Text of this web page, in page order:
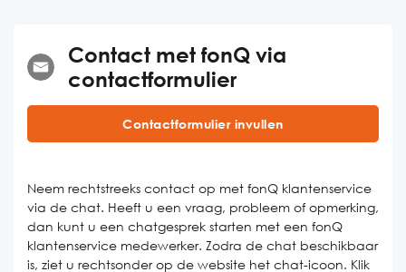
Contact met fonQ via
contactformulier
Contactformulier invullen
Neem rechtstreeks contact op met fonQ klantenservice
via de chat. Heeft u een vraag, probleem of opmerking,
dan kunt u een chatgesprek starten met een fonQ
klantenservice medewerker. Zodra de chat beschikbaar
is, ziet u rechtsonder op de website het chat-icoon. Klik